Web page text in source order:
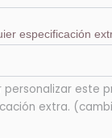
especificación
personalizar este
extra.